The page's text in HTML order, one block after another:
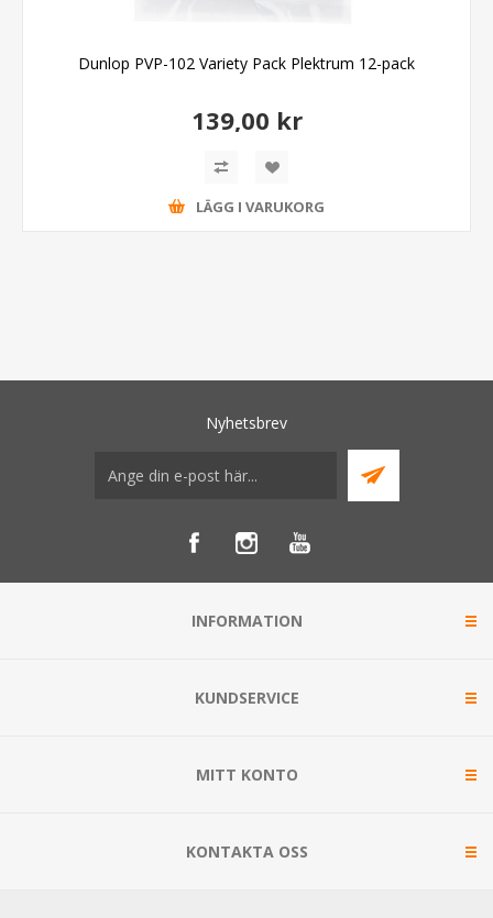
Dunlop PVP-102 Variety Pack Plektrum 12-pack
139,00 kr
LÄGG I VARUKORG
Nyhetsbrev
INFORMATION
KUNDSERVICE
MITT KONTO
KONTAKTA OSS